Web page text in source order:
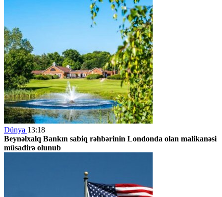
Dünya 13:18
Beynəlxalq Bankın sabiq rəhbərinin Londonda olan malikanəsi
müsadirə olunub